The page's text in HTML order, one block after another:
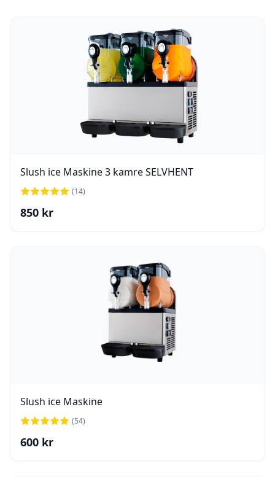
Slush ice Maskine 3 kamre SELVHENT
(14)
850 kr
Slush ice Maskine
(54)
600 kr